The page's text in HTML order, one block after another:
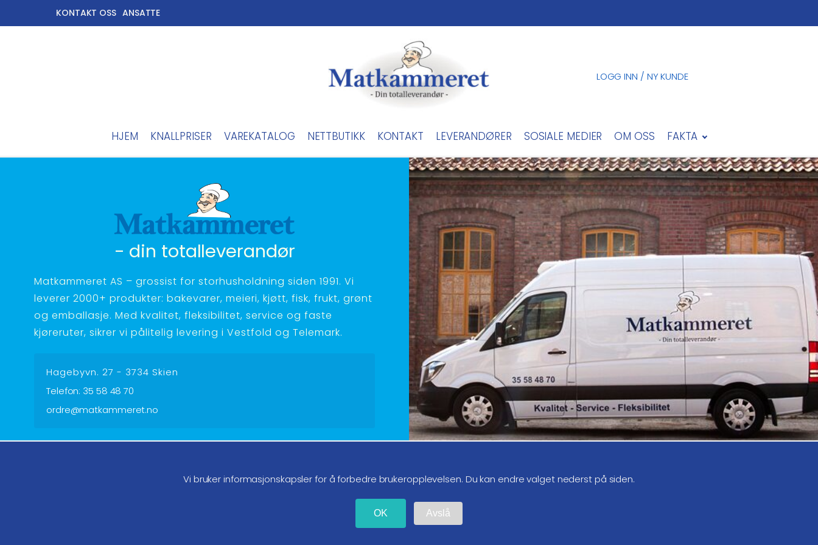
KONTAKT OSS ANSATTE
LOGG INN / NY KUNDE
HJEM KNALLPRISER VAREKATALOG NETTBUTIKK KONTAKT LEVERANDØRER SOSIALE MEDIER OM OSS FAKTA
- din totalleverandør
Matkammeret AS – grossist for storhusholdning siden 1991. Vi
leverer 2000+ produkter: bakevarer, meieri, kjøtt, fisk, frukt, grønt
og emballasje. Med kvalitet, fleksibilitet, service og faste
kjøreruter, sikrer vi pålitelig levering i Vestfold og Telemark.
Hagebyvn. 27 - 3734 Skien
Telefon: 35 58 48 70
ordre@matkammeret.no
Vi bruker informasjonskapsler for å forbedre brukeropplevelsen. Du kan endre valget nederst på siden.
OK Avslå